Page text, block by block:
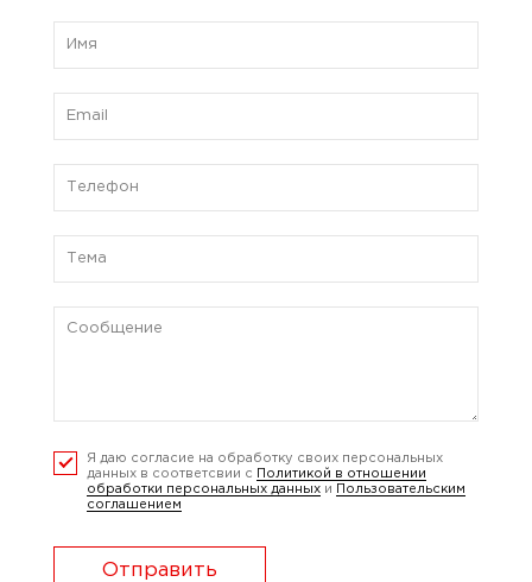
Я даю согласие на обработку своих персональных
данных в соответсвии с
Политикой в отношении
обработки персональных данных и
Пользовательским
соглашением
Отправить